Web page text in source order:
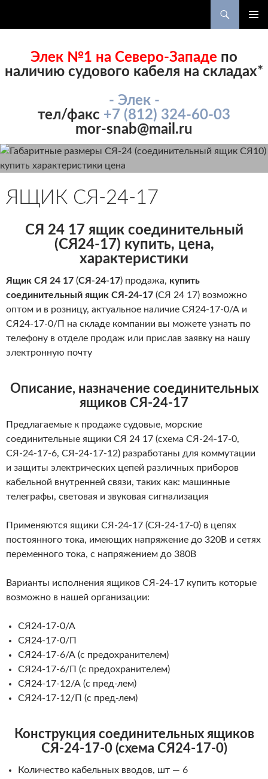
СОДЕРЖИМОМУ
Элек №1 на Северо-Западе по
наличию судового кабеля на складах*
- Элек -
тел/факс +7 (812) 324-60-03
mor-snab@mail.ru
ЯЩИК СЯ-24-17
СЯ 24 17 ящик соединительный
(СЯ24-17) купить, цена,
характеристики
Ящик СЯ 24 17 (СЯ-24-17) продажа, купить
соединительный ящик СЯ-24-17 (СЯ 24 17) возможно
оптом и в розницу, актуальное наличие СЯ24-17-0/А и
СЯ24-17-0/П на складе компании вы можете узнать по
телефону в отделе продаж или прислав заявку на нашу
электронную почту
Описание, назначение соединительных
ящиков СЯ-24-17
Предлагаемые к продаже судовые, морские
соединительные ящики СЯ 24 17 (схема СЯ-24-17-0,
СЯ-24-17-6, СЯ-24-17-12) разработаны для коммутации
и защиты электрических цепей различных приборов
кабельной внутренней связи, таких как: машинные
телеграфы, световая и звуковая сигнализация
Применяются ящики СЯ-24-17 (СЯ-24-17-0) в цепях
постоянного тока, имеющих напряжение до 320В и сетях
переменного тока, с напряжением до 380В
Варианты исполнения ящиков СЯ-24-17 купить которые
возможно в нашей организации:
СЯ24-17-0/А
СЯ24-17-0/П
СЯ24-17-6/А (с предохранителем)
СЯ24-17-6/П (с предохранителем)
СЯ24-17-12/А (с пред-лем)
СЯ24-17-12/П (с пред-лем)
Конструкция соединительных ящиков
СЯ-24-17-0 (схема СЯ24-17-0)
Количество кабельных вводов, шт — 6